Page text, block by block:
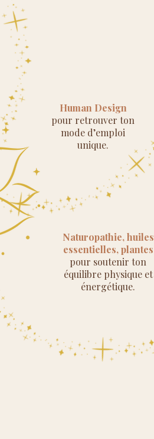
Human Design
pour retrouver ton
mode d’emploi
unique.
Naturopathie, huiles
essentielles, plantes
pour soutenir ton
équilibre physique et
énergétique.